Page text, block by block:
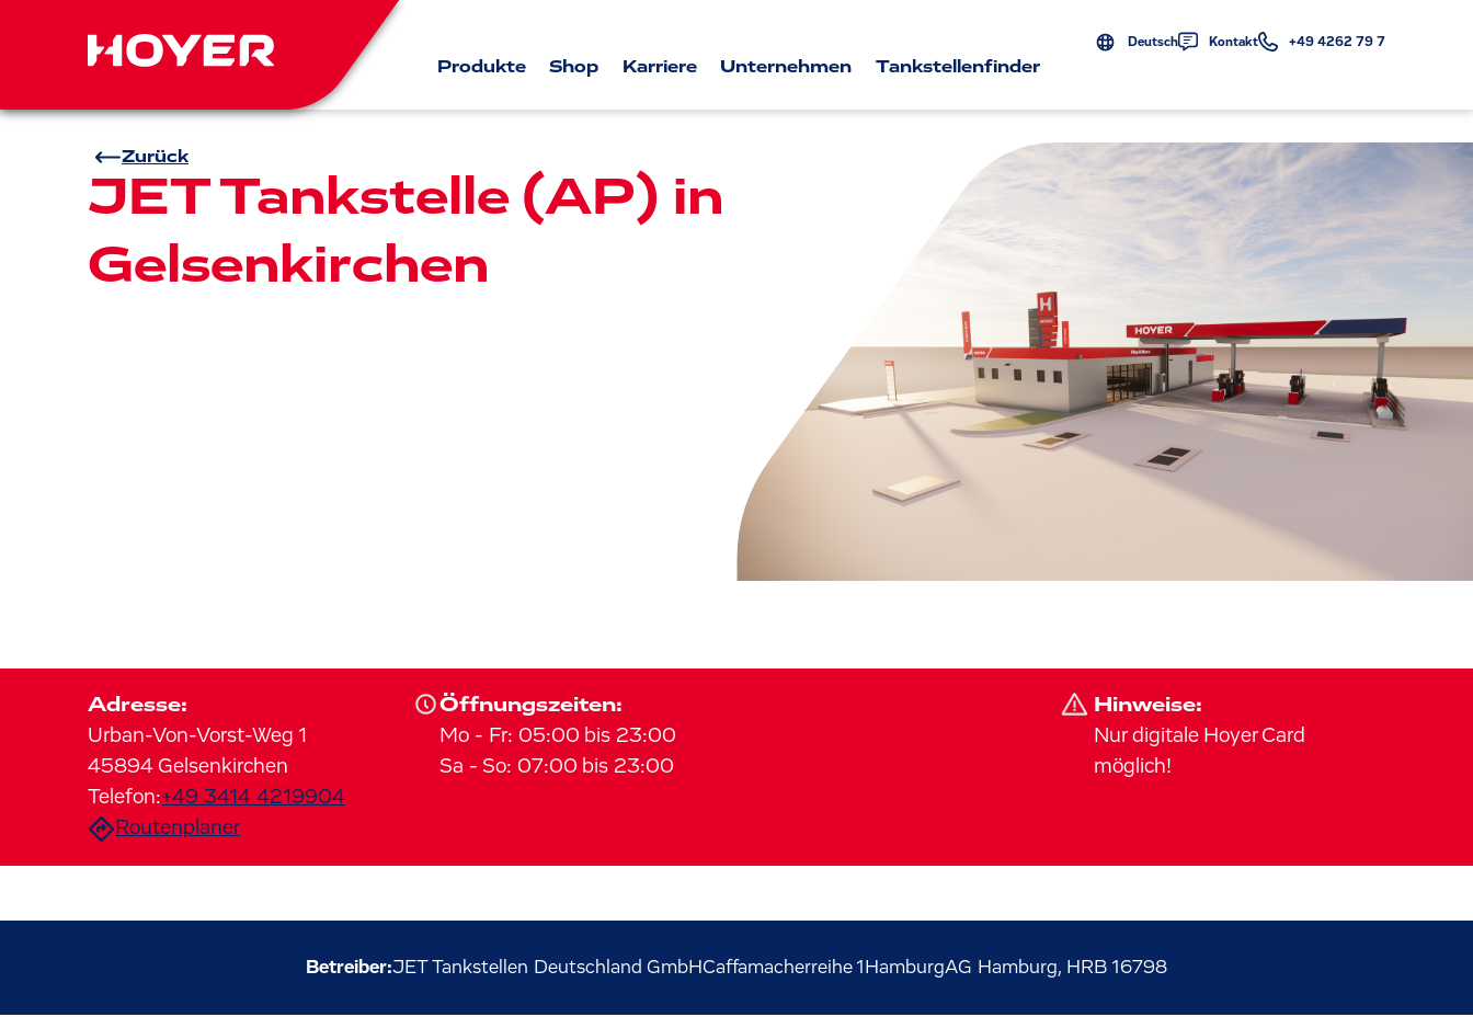
Deutsch Kontakt +49 4262 79 7
Produkte Shop Karriere Unternehmen Tankstellenfinder
Zurück
JET Tankstelle (AP) in
Gelsenkirchen
Adresse:
Urban-Von-Vorst-Weg 1
45894 Gelsenkirchen
Telefon:+49 3414 4219904
Routenplaner
Öffnungszeiten:
Mo - Fr: 05:00 bis 23:00
Sa - So: 07:00 bis 23:00
Hinweise:
Nur digitale Hoyer Card
möglich!
Betreiber:JET Tankstellen Deutschland GmbHCaffamacherreihe 1 HamburgAG Hamburg, HRB 16798